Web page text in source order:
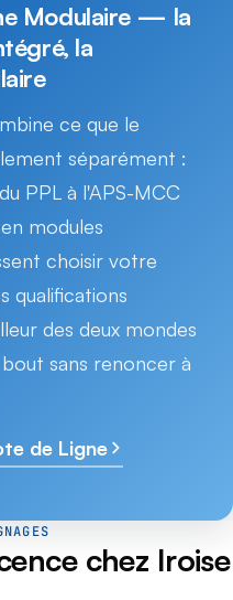
Modulaire — la
la
ce que le
séparément :
PPL à l'APS-MCC
modules
choisir votre
qualifications
des deux mondes
sans renoncer à
de Ligne
chez Iroise